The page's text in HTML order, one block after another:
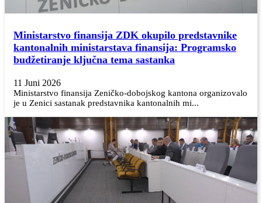
Ministarstvo finansija ZDK okupilo predstavnike
kantonalnih ministarstava finansija: Programsko
budžetiranje ključna tema sastanka
11 Juni 2026
Ministarstvo finansija Zeničko-dobojskog kantona organizovalo
je u Zenici sastanak predstavnika kantonalnih mi...